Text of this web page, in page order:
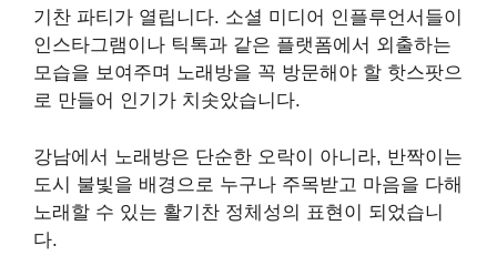
기찬 파티가 열립니다. 소셜 미디어 인플루언서들이
인스타그램이나 틱톡과 같은 플랫폼에서 외출하는
모습을 보여주며 노래방을 꼭 방문해야 할 핫스팟으
로 만들어 인기가 치솟았습니다.
강남에서 노래방은 단순한 오락이 아니라, 반짝이는
도시 불빛을 배경으로 누구나 주목받고 마음을 다해
노래할 수 있는 활기찬 정체성의 표현이 되었습니
다.